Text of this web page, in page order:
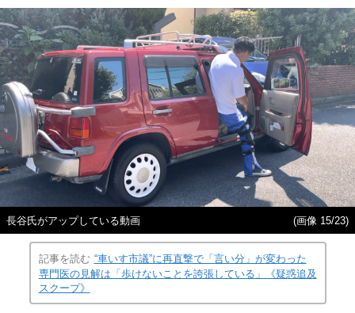
長谷氏がアップしている動画 (画像 15/23)
記事を読む “車いす市議”に再直撃で「言い分」が変わった
専門医の見解は「歩けないことを誇張している」《疑惑追及
スクープ》